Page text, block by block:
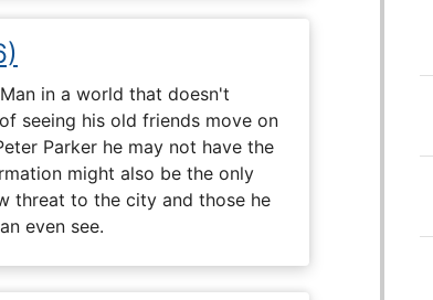
in a world that doesn't
seeing his old friends move on
Parker he may not have the
might also be the only
threat to the city and those he
even see.